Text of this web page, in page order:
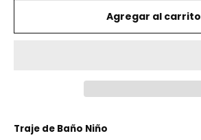
Agregar al carrito
Traje de Baño Niño